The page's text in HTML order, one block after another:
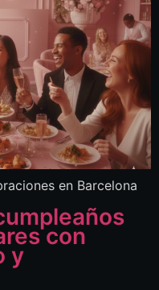
en Barcelona
con
y